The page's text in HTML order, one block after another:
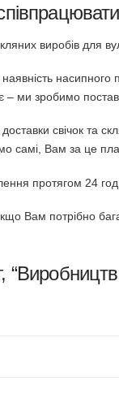
виробів для
насипного
– ми зробимо
доставки свічок та
самі, Вам за це
протягом 24
Вам потрібно
“